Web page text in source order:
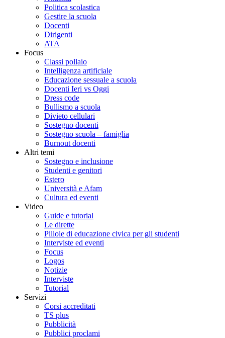
Politica scolastica
Gestire la scuola
Docenti
Dirigenti
ATA
Focus
Classi pollaio
Intelligenza artificiale
Educazione sessuale a scuola
Docenti Ieri vs Oggi
Dress code
Bullismo a scuola
Divieto cellulari
Sostegno docenti
Sostegno scuola – famiglia
Burnout docenti
Altri temi
Sostegno e inclusione
Studenti e genitori
Estero
Università e Afam
Cultura ed eventi
Video
Guide e tutorial
Le dirette
Pillole di educazione civica per gli studenti
Interviste ed eventi
Focus
Logos
Notizie
Interviste
Tutorial
Servizi
Corsi accreditati
TS plus
Pubblicità
Pubblici proclami